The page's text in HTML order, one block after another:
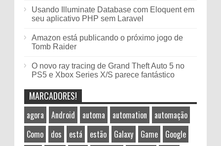
Usando Illuminate Database com Eloquent em
seu aplicativo PHP sem Laravel
Amazon está publicando o próximo jogo de
Tomb Raider
O novo ray tracing de Grand Theft Auto 5 no
PS5 e Xbox Series X/S parece fantástico
MARCADORES!
agora Android automa automation
automação
Como
dos está estão Galaxy Game
Google